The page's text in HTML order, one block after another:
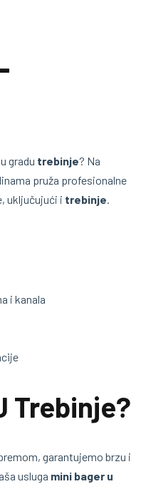
u gradu trebinje? Na
pruža profesionalne
uključujući i trebinje
i kanala
Trebinje?
garantujemo brzu i
usluga mini bager u